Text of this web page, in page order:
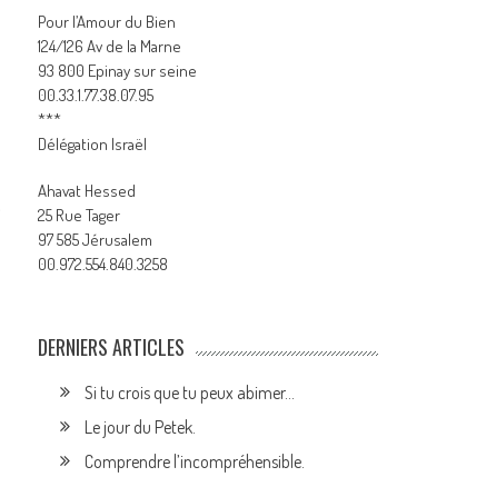
Pour l’Amour du Bien
124/126 Av de la Marne
93 800 Epinay sur seine
00.33.1.77.38.07.95
***
Délégation Israël
Ahavat Hessed
25 Rue Tager
97 585 Jérusalem
00.972.554.840.3258
DERNIERS ARTICLES
Si tu crois que tu peux abimer…
Le jour du Petek.
Comprendre l’incompréhensible.